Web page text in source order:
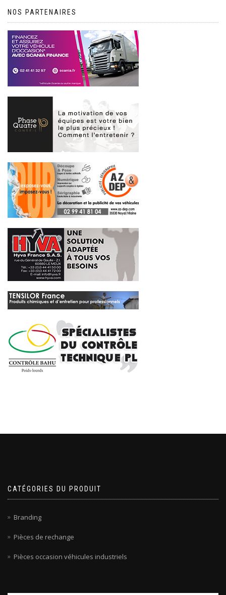
NOS PARTENAIRES
CATÉGORIES DU PRODUIT
Branding
Pièces de rechange
Pièces occasion véhicules industriels